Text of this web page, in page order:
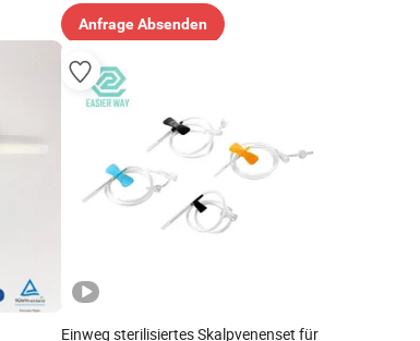
Anfrage Absenden
Einweg sterilisiertes Skalpvenenset für